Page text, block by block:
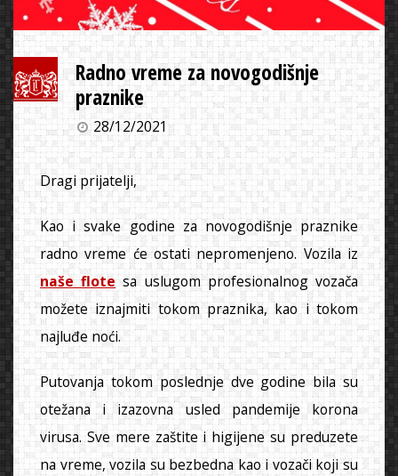
Radno vreme za novogodišnje
praznike
28/12/2021
Dragi prijatelji,
Kao i svake godine za novogodišnje praznike
radno vreme će ostati nepromenjeno. Vozila iz
naše flotesa uslugom profesionalnog vozača
možete iznajmiti tokom praznika, kao i tokom
najluđe noći.
Putovanja tokom poslednje dve godine bila su
otežana i izazovna usled pandemije korona
virusa. Sve mere zaštite i higijene su preduzete
na vreme, vozila su bezbedna kao i vozači koji su